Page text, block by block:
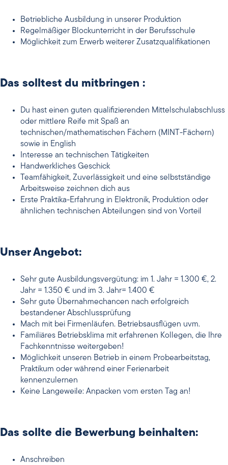
Betriebliche Ausbildung in unserer Produktion
Regelmäßiger Blockunterricht in der Berufsschule
Möglichkeit zum Erwerb weiterer Zusatzqualifikationen
Das solltest du mitbringen :
Du hast einen guten qualifizierenden Mittelschulabschluss
oder mittlere Reife mit Spaß an
technischen/mathematischen Fächern (MINT-Fächern)
sowie in English
Interesse an technischen Tätigkeiten
Handwerkliches Geschick
Teamfähigkeit, Zuverlässigkeit und eine selbstständige
Arbeitsweise zeichnen dich aus
Erste Praktika-Erfahrung in Elektronik, Produktion oder
ähnlichen technischen Abteilungen sind von Vorteil
Unser Angebot:
Sehr gute Ausbildungsvergütung: im 1. Jahr = 1.300 €, 2.
Jahr = 1.350 € und im 3. Jahr= 1.400 €
Sehr gute Übernahmechancen nach erfolgreich
bestandener Abschlussprüfung
Mach mit bei Firmenläufen. Betriebsausflügen uvm.
Familiäres Betriebsklima mit erfahrenen Kollegen, die Ihre
Fachkenntnisse weitergeben!
Möglichkeit unseren Betrieb in einem Probearbeitstag,
Praktikum oder während einer Ferienarbeit
kennenzulernen
Keine Langeweile: Anpacken vom ersten Tag an!
Das sollte die Bewerbung beinhalten:
Anschreiben